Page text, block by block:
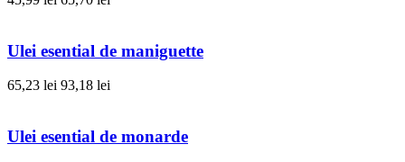
Ulei esential de maniguette
65,23 lei 93,18 lei
Ulei esential de monarde